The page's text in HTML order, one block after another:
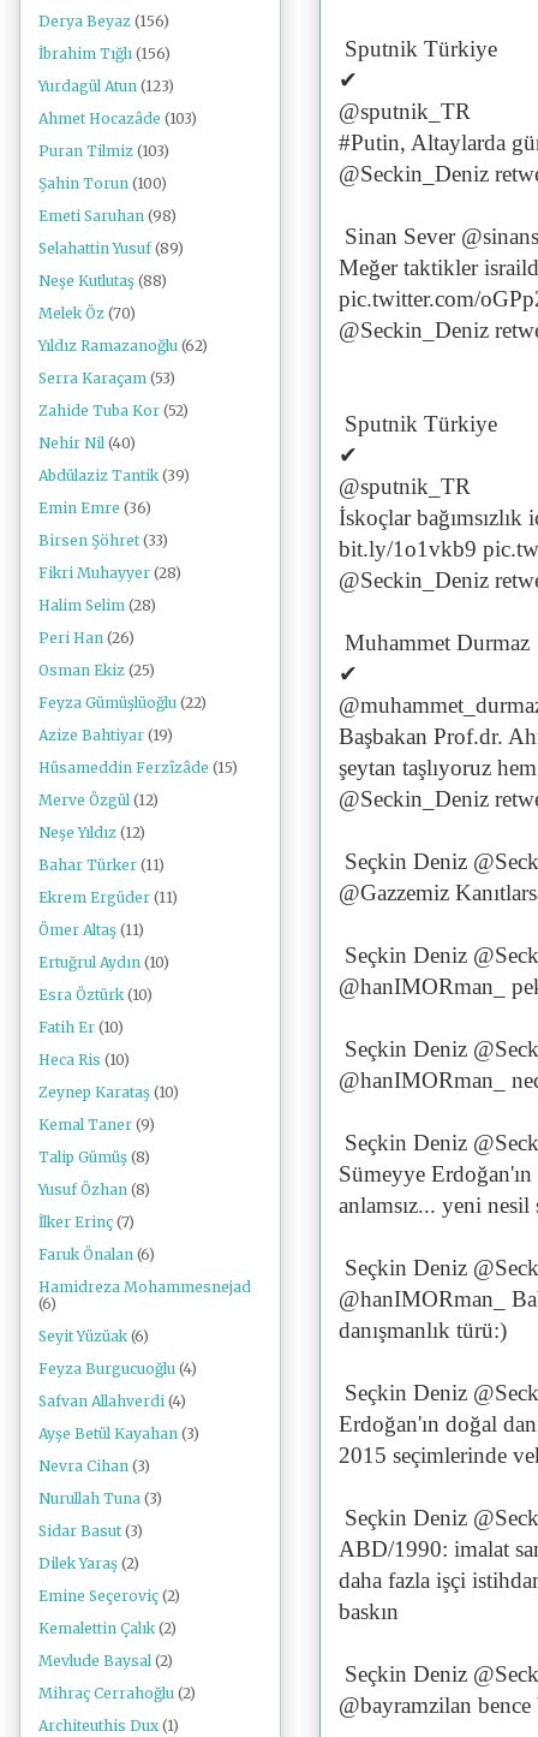
Sputnik Türkiye
✔
@sputnik_TR
#Putin, Altaylarda
@Seckin_Deniz
Sinan Sever
Meğer taktikler
pic.twitter.com/
@Seckin_Deniz
Sputnik Türkiye
✔
@sputnik_TR
İskoçlar
bit.ly/1o1vkb9
@Seckin_Deniz
Muhammet Durmaz
✔
Başbakan Prof.dr.
şeytan taşlıyoruz
@Seckin_Deniz
Seçkin Deniz
@Gazzemiz
Seçkin Deniz
@hanIMORman_
Seçkin Deniz
@hanIMORman_
Seçkin Deniz
Sümeyye
anlamsız... yeni
Seçkin Deniz
@hanIMORman_
danışmanlık türü:)
Seçkin Deniz
Erdoğan'ın doğal
2015 seçimlerinde
Seçkin Deniz
ABD/1990: imalat
daha fazla işçi
baskın
Seçkin Deniz
@bayramzilan bence
Derya Beyaz (156)
İbrahim Tığlı (156)
Yurdagül Atun (123)
Ahmet Hocazâde (103)
Puran Tilmiz (103)
Şahin Torun (100)
Emeti Saruhan (98)
Selahattin Yusuf (89)
Neşe Kutlutaş (88)
Melek Öz (70)
Yıldız Ramazanoğlu (62)
Serra Karaçam (53)
Zahide Tuba Kor (52)
Nehir Nil (40)
Abdülaziz Tantik (39)
Emin Emre (36)
Birsen Şöhret (33)
Fikri Muhayyer (28)
Halim Selim (28)
Peri Han (26)
Osman Ekiz (25)
Feyza Gümüşlüoğlu (22)
Azize Bahtiyar (19)
Hüsameddin Ferzîzâde (15)
Merve Özgül (12)
Neşe Yıldız (12)
Bahar Türker (11)
Ekrem Ergüder (11)
Ömer Altaş (11)
Ertuğrul Aydın (10)
Esra Öztürk (10)
Fatih Er (10)
Heca Ris (10)
Zeynep Karataş (10)
Kemal Taner (9)
Talip Gümüş (8)
Yusuf Özhan (8)
İlker Erinç (7)
Faruk Önalan (6)
Hamidreza Mohammesnejad
(6)
Seyit Yüzüak (6)
Feyza Burgucuoğlu (4)
Safvan Allahverdi (4)
Ayşe Betül Kayahan (3)
Nevra Cihan (3)
Nurullah Tuna (3)
Sidar Basut (3)
Dilek Yaraş (2)
Emine Seçeroviç (2)
Kemalettin Çalık (2)
Mevlude Baysal (2)
Mihraç Cerrahoğlu (2)
Architeuthis Dux (1)